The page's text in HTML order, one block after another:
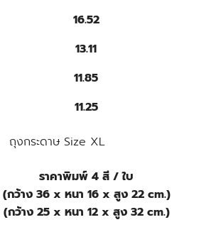
16.52
13.11
11.85
11.25
ถุงกระดาษ Size XL
ราคาพิมพ์ 4 สี / ใบ
(กว้าง 36 x หนา 16 x สูง 22 cm.)
(กว้าง 25 x หนา 12 x สูง 32 cm.)